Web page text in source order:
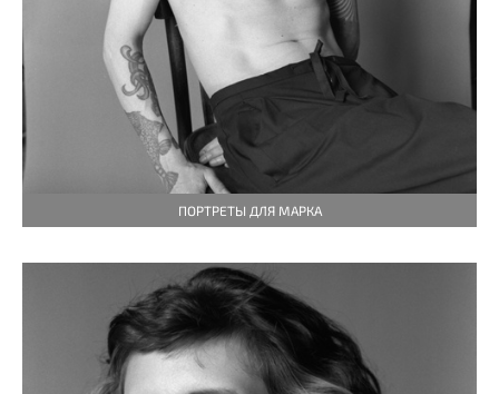
ПОРТРЕТЫ ДЛЯ МАРКА